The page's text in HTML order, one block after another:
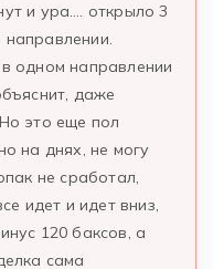
и ура…. открыло 3
одном направлении
даже
это еще пол
на днях, не могу
не сработал,
идет и идет вниз,
120 баксов, а
сама